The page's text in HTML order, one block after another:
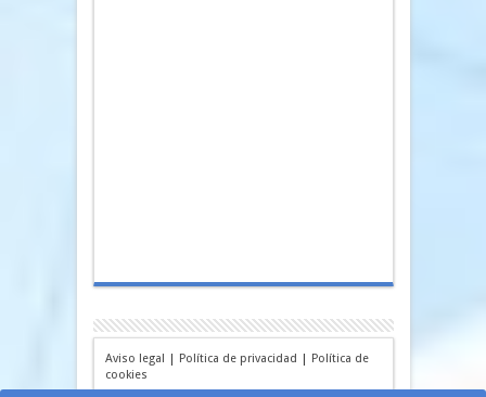
Aviso legal | Política de privacidad | Política de
cookies